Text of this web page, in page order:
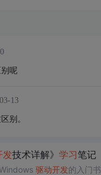
呢
13
别。
发技术详解》 学习笔记
驱动开发的入门